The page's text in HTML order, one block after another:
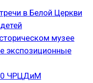
в Белой Церкви
музее
экспозиционные
ЧРЦДиМ